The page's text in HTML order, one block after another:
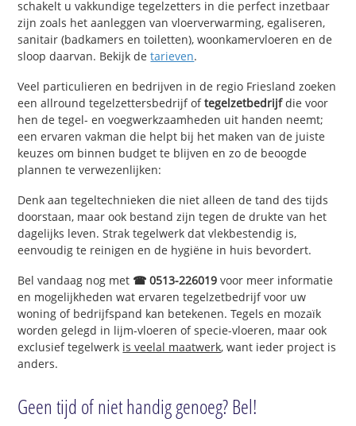
schakelt u vakkundige tegelzetters in die perfect inzetbaar
zijn zoals het aanleggen van vloerverwarming, egaliseren,
sanitair (badkamers en toiletten), woonkamervloeren en de
sloop daarvan. Bekijk detarieven.
Veel particulieren en bedrijven in de regio Friesland zoeken
een allround tegelzettersbedrijf oftegelzetbedrijfdie voor
hen de tegel- en voegwerkzaamheden uit handen neemt;
een ervaren vakman die helpt bij het maken van de juiste
keuzes om binnen budget te blijven en zo de beoogde
plannen te verwezenlijken:
Denk aan tegeltechnieken die niet alleen de tand des tijds
doorstaan, maar ook bestand zijn tegen de drukte van het
dagelijks leven. Strak tegelwerk dat vlekbestendig is,
eenvoudig te reinigen en de hygiëne in huis bevordert.
Bel vandaag nog met ☎ 0513-226019 voor meer informatie
en mogelijkheden wat ervaren tegelzetbedrijf voor uw
woning of bedrijfspand kan betekenen. Tegels en mozaïk
worden gelegd in lijm-vloeren of specie-vloeren, maar ook
exclusief tegelwerk is veelal maatwerk, want ieder project is
anders.
Geen tijd of niet handig genoeg? Bel!